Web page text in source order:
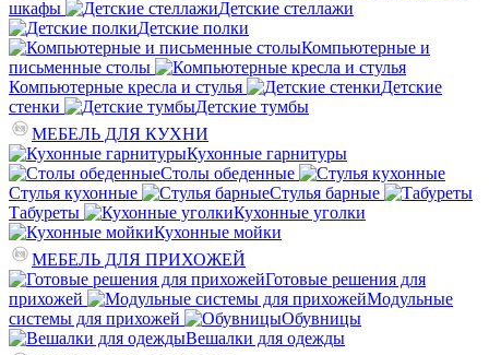
шкафы
Детские стеллажи
Детские полки
Компьютерные и
письменные столы
Компьютерные кресла и стулья
Детские
стенки
Детские тумбы
МЕБЕЛЬ ДЛЯ КУХНИ
Кухонные гарнитуры
Столы обеденные
Стулья кухонные
Стулья барные
Табуреты
Кухонные уголки
Кухонные мойки
МЕБЕЛЬ ДЛЯ ПРИХОЖЕЙ
Готовые решения для
прихожей
Модульные
системы для прихожей
Обувницы
Вешалки для одежды